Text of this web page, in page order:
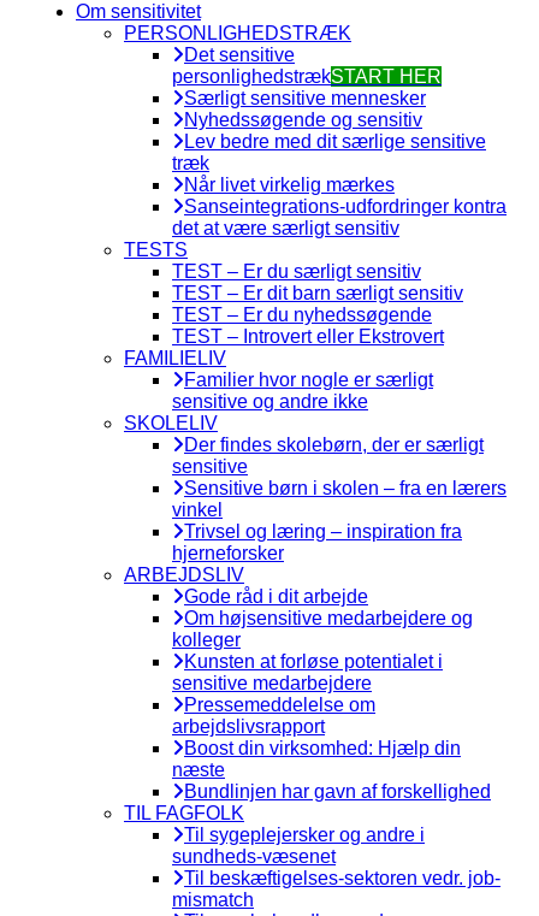
Om sensitivitet
PERSONLIGHEDSTRÆK
Det sensitive
personlighedstrækSTART HER
Særligt sensitive mennesker
Nyhedssøgende og sensitiv
Lev bedre med dit særlige sensitive
træk
Når livet virkelig mærkes
Sanseintegrations-udfordringer kontra
det at være særligt sensitiv
TESTS
TEST – Er du særligt sensitiv
TEST – Er dit barn særligt sensitiv
TEST – Er du nyhedssøgende
TEST – Introvert eller Ekstrovert
FAMILIELIV
Familier hvor nogle er særligt
sensitive og andre ikke
SKOLELIV
Der findes skolebørn, der er særligt
sensitive
Sensitive børn i skolen – fra en lærers
vinkel
Trivsel og læring – inspiration fra
hjerneforsker
ARBEJDSLIV
Gode råd i dit arbejde
Om højsensitive medarbejdere og
kolleger
Kunsten at forløse potentialet i
sensitive medarbejdere
Pressemeddelelse om
arbejdslivsrapport
Boost din virksomhed: Hjælp din
næste
Bundlinjen har gavn af forskellighed
TIL FAGFOLK
Til sygeplejersker og andre i
sundheds-væsenet
Til beskæftigelses-sektoren vedr. job-
mismatch